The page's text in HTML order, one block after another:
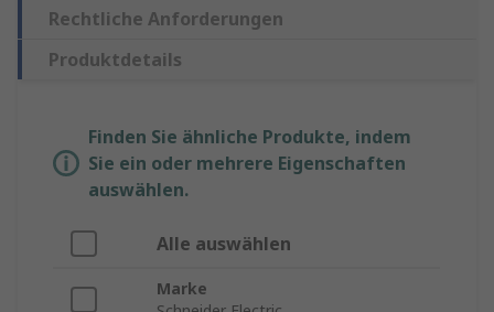
Rechtliche Anforderungen
Produktdetails
Finden Sie ähnliche Produkte, indem
Sie ein oder mehrere Eigenschaften
auswählen.
Alle auswählen
Marke